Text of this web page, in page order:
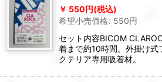
550円(税込)
希望小売価格: 550円
セット内容BICOM
着まで約10時間。外掛け式
クテリア専用吸着材。